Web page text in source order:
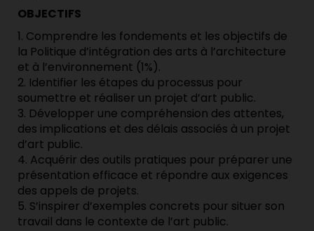
OBJECTIFS
1. Comprendre les fondements et les objectifs de
la Politique d’intégration des arts à l’architecture
et à l’environnement (1%).
2. Identifier les étapes du processus pour
soumettre et réaliser un projet d’art public.
3. Développer une compréhension des attentes,
des implications et des délais associés à un projet
d’art public.
4. Acquérir des outils pratiques pour préparer une
présentation efficace et répondre aux exigences
des appels de projets.
5. S’inspirer d’exemples concrets pour situer son
travail dans le contexte de l’art public.